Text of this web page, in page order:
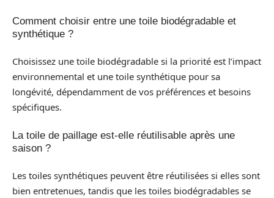
Comment choisir entre une toile biodégradable et
synthétique ?
Choisissez une toile biodégradable si la priorité est l’impact
environnemental et une toile synthétique pour sa
longévité, dépendamment de vos préférences et besoins
spécifiques.
La toile de paillage est-elle réutilisable après une
saison ?
Les toiles synthétiques peuvent être réutilisées si elles sont
bien entretenues, tandis que les toiles biodégradables se